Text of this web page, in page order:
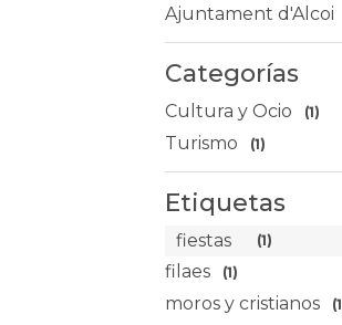
Ajuntament d'Alcoi
Categorías
Cultura y Ocio (1)
Turismo (1)
Etiquetas
fiestas (1)
filaes (1)
moros y cristianos